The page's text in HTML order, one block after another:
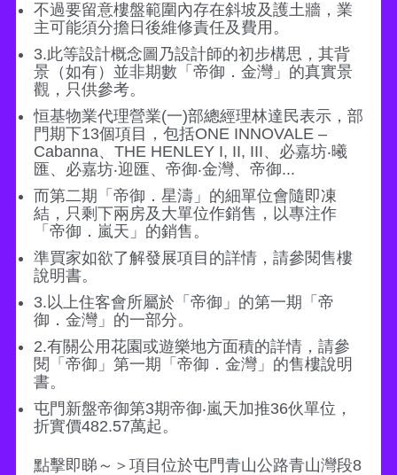
不過要留意樓盤範圍內存在斜坡及護土牆，業
主可能須分擔日後維修責任及費用。
3.此等設計概念圖乃設計師的初步構思，其背
景（如有）並非期數「帝御．金灣」的真實景
觀，只供參考。
恒基物業代理營業(一)部總經理林達民表示，部
門期下13個項目，包括ONE INNOVALE –
Cabanna、THE HENLEY I, II, III、必嘉坊‧曦
匯、必嘉坊‧迎匯、帝御‧金灣、帝御...
而第二期「帝御．星濤」的細單位會隨即凍
結，只剩下兩房及大單位作銷售，以專注作
「帝御．嵐天」的銷售。
準買家如欲了解發展項目的詳情，請參閱售樓
說明書。
3.以上住客會所屬於「帝御」的第一期「帝
御．金灣」的一部分。
2.有關公用花園或遊樂地方面積的詳情，請參
閱「帝御」第一期「帝御．金灣」的售樓說明
書。
屯門新盤帝御第3期帝御‧嵐天加推36伙單位，
折實價482.57萬起。
點擊即睇～＞項目位於屯門青山公路青山灣段8